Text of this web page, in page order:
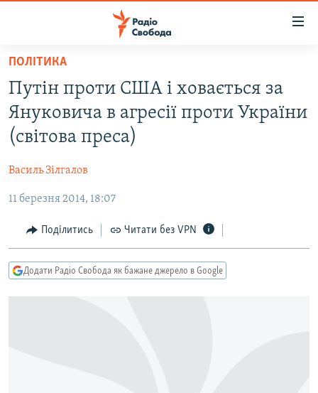
Перейти
основного
матеріалу
Перейти
до
основної
Перейти
пошуку
ВСЕ ЗА ДОБУ
СТАТТІ
СУСПІЛЬСТВО
КУЛЬТУРА
УКРАЇНА
РОСІЙСЬКА «ФІЛЬТРАЦІЯ»
ДОНБАС.РЕАЛІЇ
КРИМ.РЕАЛІЇ
СХЕМИ
ПОЛІТИКА
Путін проти США і ховається за
Януковича в агресії проти України
(світова преса)
Василь Зілгалов
11 березня 2014, 18:07
Поділитись Читати без VPN
Додати Радіо Свобода як бажане джерело в Google